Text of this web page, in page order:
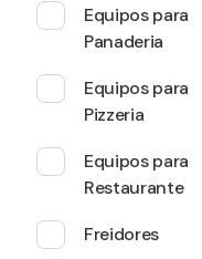
Equipos para
Panaderia
Equipos para
Pizzeria
Equipos para
Restaurante
Freidores